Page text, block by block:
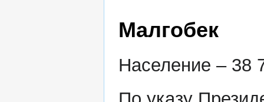
Малгобек
Население – 38